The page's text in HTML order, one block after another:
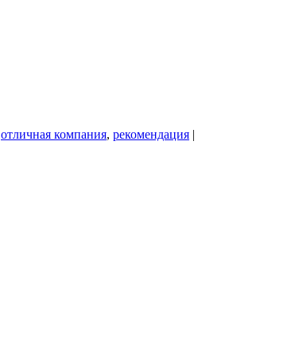
отличная компания, рекомендация |